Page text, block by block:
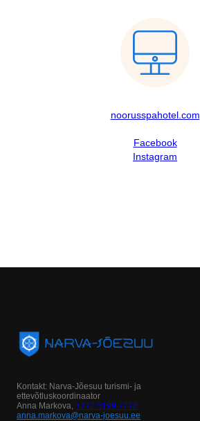
noorusspahotel.com
Facebook
Instagram
Kontakt: Narva-Jõesuu turismi- ja
ettevõtluskoordinaator
Anna Markova, +372 5199 7778
anna.markova@narva-joesuu.ee